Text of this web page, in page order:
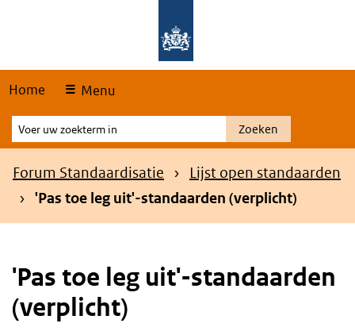
Home Menu
Voer
uw
zoekterm
Zoeken
Kruimelpad
Forum Standaardisatie
Lijst open standaarden
'Pas toe leg uit'-standaarden (verplicht)
'Pas toe leg uit'-standaarden
(verplicht)